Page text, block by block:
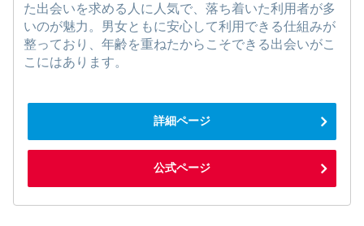
た出会いを求める人に人気で、落ち着いた利用者が多
いのが魅力。男女ともに安心して利用できる仕組みが
整っており、年齢を重ねたからこそできる出会いがこ
こにはあります。
詳細ページ
公式ページ